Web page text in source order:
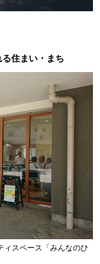
住まい・まち
ィスペース「みんなのひ